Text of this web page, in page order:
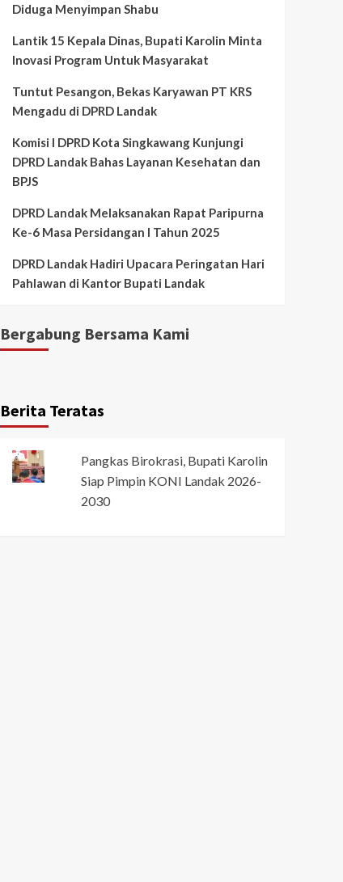
Diduga Menyimpan Shabu
Lantik 15 Kepala Dinas, Bupati Karolin Minta
Inovasi Program Untuk Masyarakat
Tuntut Pesangon, Bekas Karyawan PT KRS
Mengadu di DPRD Landak
Komisi I DPRD Kota Singkawang Kunjungi
DPRD Landak Bahas Layanan Kesehatan dan
BPJS
DPRD Landak Melaksanakan Rapat Paripurna
Ke-6 Masa Persidangan I Tahun 2025
DPRD Landak Hadiri Upacara Peringatan Hari
Pahlawan di Kantor Bupati Landak
Bergabung Bersama Kami
Berita Teratas
Pangkas Birokrasi, Bupati Karolin
Siap Pimpin KONI Landak 2026-
2030